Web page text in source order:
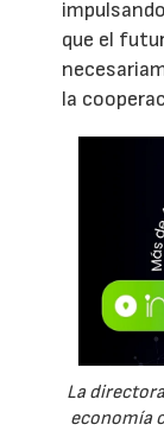
que el
la
La
economía